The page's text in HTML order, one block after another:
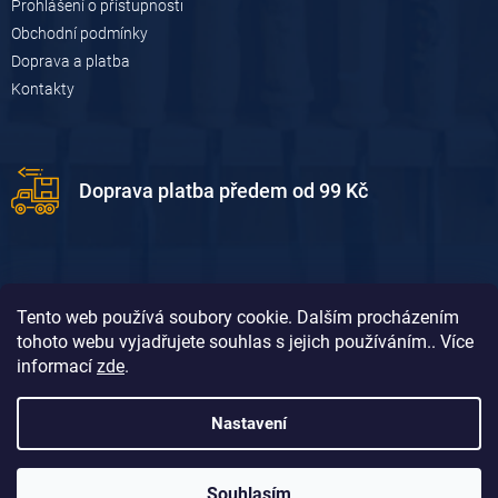
Tento web používá soubory cookie. Dalším procházením
tohoto webu vyjadřujete souhlas s jejich používáním.. Více
informací zde.
Nastavení
Prohlášení o přístupnosti
Obchodní podmínky
Doprava a platba
Kontakty
Doprava platba předem od 99 Kč
Doprava platba dobírkou od 119 Kč